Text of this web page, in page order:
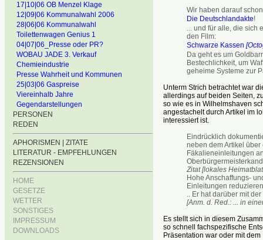
17|10|06 OB Menzel Klage
12|09|06 Kommunalwahl 2006
28|06|06 Kommunalwahl
Toilettenwagen Genius 1
04|07|06_Presse oder PR?
WOBAU JADE 3. Verkauf
Chemieindustrie
Presse Wahrheit und Kommunen
25|03|06 Gaspreise
Viereinhalb Jahre
Gegendarstellungen
PERSONEN
REDEN
APHORISMEN | ZITATE
LITERATUR - EMPFEHLUNGEN
REZENSIONEN
HOME
GESETZE
WETTER
SONSTIGES
IMPRESSUM
DOWNLOADS
Wir haben darauf
Die Deutschlandakte!
... und für alle, die sich
den Film:
Schwarze Kassen
Da geht es um
Bestechlichkeit, um
geheime Systeme zur
Unterm Strich betrachtet war
allerdings auf beiden Seiten,
so wie es in Wilhelmshaven
angestachelt durch Artikel im
interessiert ist.
Eindrücklich
neben dem Artikel
Fäkalieneinleitungen
Zitat [lokales
Hohe Anschaffungs-
Einleitungen
.. Er hat darüber mit
[Anm. d. Red.: ... in
Es stellt sich in diesem
so schnell fachspezifische
Präsentation war oder mit